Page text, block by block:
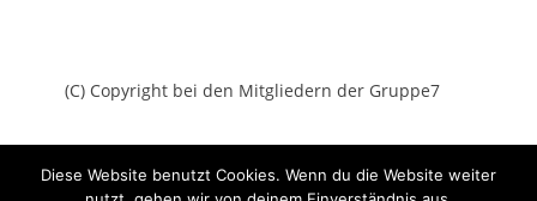
(C) Copyright bei den Mitgliedern der Gruppe7
Diese Website benutzt Cookies. Wenn du die Website weiter